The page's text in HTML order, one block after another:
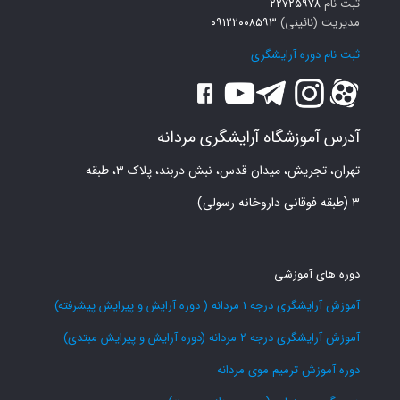
ثبت نام ۲۲۷۲۵۹۷۸
مدیریت (نائینی) ۰۹۱۲۲۰۰۸۵۹۳
ثبت نام دوره آرایشگری
آدرس آموزشگاه آرایشگری مردانه
تهران، تجریش، میدان قدس، نبش دربند، پلاک ۳، طبقه
۳ (طبقه فوقانی داروخانه رسولی)
دوره های آموزشی
آموزش آرایشگری درجه 1 مردانه ( دوره آرایش و پیرایش پیشرفته)
آموزش آرایشگری درجه 2 مردانه (دوره آرایش و پیرایش مبتدی)
دوره آموزش ترمیم موی مردانه